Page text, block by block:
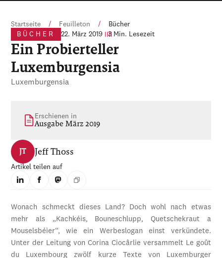
Startseite / Feuilleton /
Bücher
BÜCHER
22. März 2019 3 Min. Lesezeit
Ein Probierteller
Luxemburgensia
Luxemburgensia
Erschienen in
Ausgabe März 2019
JT Jeff Thoss
Artikel teilen auf
Wonach schmeckt dieses Land? Doch wohl nach etwas
mehr als „Kachkéis, Bouneschlupp, Quetschekraut a
Mouselsbéier“, wie ein Werbeslogan einst verkündete.
Unter der Leitung von Corina Ciocârlie versammelt Le goût
du Luxembourg zwölf kurze Texte von Luxemburger